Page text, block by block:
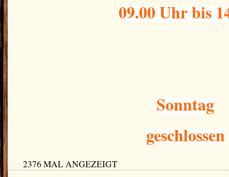
09.00 Uhr bis
Sonntag
geschlossen
2376 MAL ANGEZEIGT